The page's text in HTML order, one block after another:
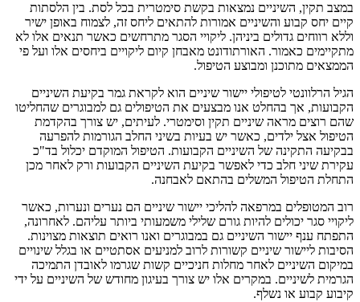
במצב תקין, השיניים נמצאות בקשת סימטרית בכל לסת. בין הלסתות
קיים יחס קבוע והשיניים אמורות להתאים ליחס זה, לצמוח באופן ישיר
וללא רווחים גדולים ביניהן. ליקויי הסגר מתרחשים כאשר תנאים אלו לא
מתקיימים כאמור. האורתודונט מאבחן קיום ליקויים ביחסים אלו ועל פי
הממצאים מתוכנן ומבוצע הטיפול.
הגיל הרלוונטי לטיפולי יישור שיניים הוא לקראת גמר בקיעת השיניים
הקבועות, אך בהחלט אנו מבצעים את הטיפולים גם למבוגרים שהחליטו
שהם רוצים מראה שיניים תקין וסימטרי. לעיתים, יש צורך בהקדמת
הטיפול אצל ילדים, כאשר יש בעיות בשיני החלב הגורמות להפרעה
בבקיעה התקינה של השיניים הקבועות. הטיפול המוקדם יכלול בד"כ
עקירת שיני חלב כדי לאפשר בקיעת השיניים הקבועות ורק לאחר מכן
התחלת הטיפול המשלים בהתאם לאבחנה.
רוב המטופלים במרפאה להליכי יישור שיניים הם נערים ונערות, כאשר
ליקויי סגר יכולים להיות גורם שלילי משמעותי ביותר עליהם. לאחרונה,
התפתח ענף יישור השיניים גם במבוגרים ואנו רואים תוצאות מצוינות.
הסיבות ליישור שיניים קשורות לרוב למניעים אסתטיים או בגלל שינויים
במיקום השיניים לאחר מחלות חניכיים קשות שגרמו לאובדן התמיכה
הגרמית לשיניים. במקרים אלו יש צורך בעיגון מחודש של השיניים על ידי
קיבוע קבוע או נשלף.